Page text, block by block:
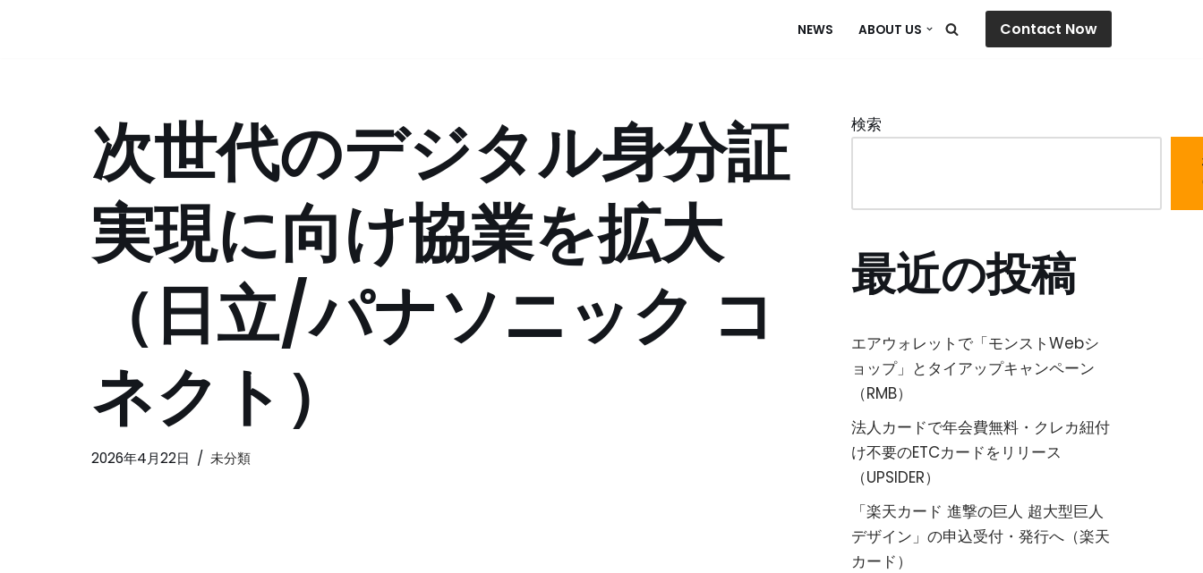
NEWS ABOUT US Contact Now
次世代のデジタル身分証
実現に向け協業を拡大
（日立/パナソニック コ
ネクト）
2026年4月22日 未分類
検索
最近の投稿
エアウォレットで「モンストWebシ
ョップ」とタイアップキャンペーン
（RMB）
法人カードで年会費無料・クレカ紐付
け不要のETCカードをリリース
（UPSIDER）
「楽天カード 進撃の巨人 超大型巨人
デザイン」の申込受付・発行へ（楽天
カード）